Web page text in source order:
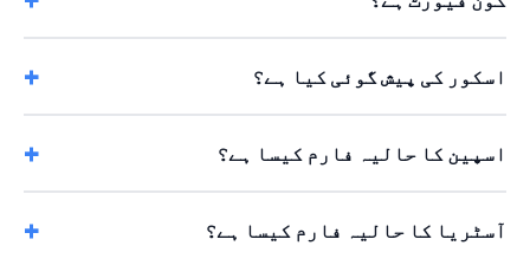
اسکور کی پیش گوئی کیا ہے؟
اسپین کا حالیہ فارم کیسا ہے؟
آسٹریا کا حالیہ فارم کیسا ہے؟